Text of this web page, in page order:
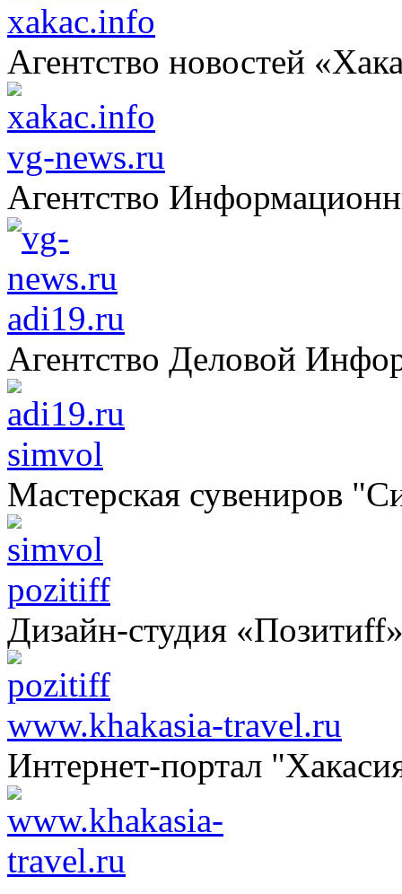
xakac.info
Агентство новостей
vg-news.ru
Агентство
adi19.ru
Агентство Деловой
simvol
Мастерская сувениров
pozitiff
Дизайн-студия
www.khakasia-travel.ru
Интернет-портал